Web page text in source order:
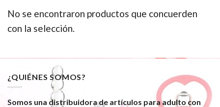
No se encontraron productos que concuerden
con la selección.
¿QUIÉNES SOMOS?
Somos una distribuidora de artículos para adulto con